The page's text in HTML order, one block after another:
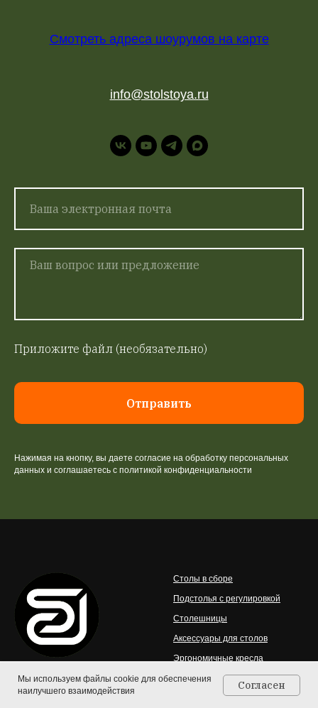
Главная Каталог
Смотреть адреса шоурумов на карте
info@stolstoya.ru
Приложите файл (необязательно)
Отправить
Нажимая на кнопку, вы даете согласие на обработку персональных
данных и соглашаетесь c политикой конфиденциальности
© 2026 StolStoya — интернет-
магазин производителя столов
Столы в сборе
Подстолья с регулировкой
Столешницы
Аксессуары для столов
Эргономичные кресла
Мебель для школьников
Мы используем файлы cookie для обеспечения
наилучшего взаимодействия
Согласен